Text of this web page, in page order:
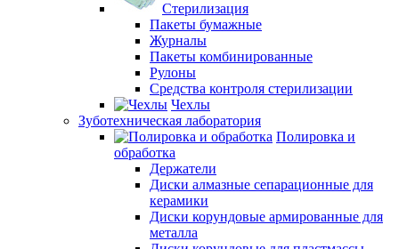
Стерилизация
Пакеты бумажные
Журналы
Пакеты комбинированные
Рулоны
Средства контроля стерилизации
Чехлы
Зуботехническая лаборатория
Полировка и
обработка
Держатели
Диски алмазные сепарационные для
керамики
Диски корундовые армированные для
металла